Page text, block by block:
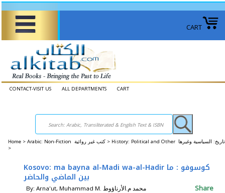
CART
CONTACT-VISIT US ALL DEPARTMENTS CART
Home > Arabic: Non-Fiction كتب غير روائية > History: Political and Other تاريخ: السياسية وغيرها
>
Kosovo: ma bayna al-Madi wa-al-Hadir كوسوفو : ما
بين الماضي والحاضر
By: Arna'ut, Muhammad M. محمد م.الأرناؤوط Share